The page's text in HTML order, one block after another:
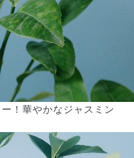
！華やかなジャスミン